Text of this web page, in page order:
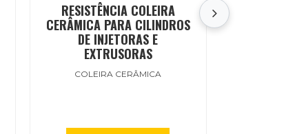
RESISTÊNCIA COLEIRA
CERÂMICA PARA CILINDROS
DE INJETORAS E
EXTRUSORAS
COLEIRA CERÂMICA